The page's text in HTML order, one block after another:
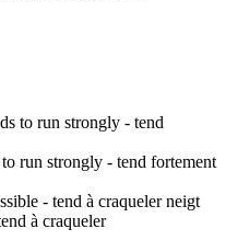
run strongly - tend fortement
neigt
à craqueler